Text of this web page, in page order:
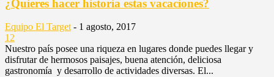
¿Quieres hacer historia estas vacaciones?
Equipo El Target - 1 agosto, 2017
12
Nuestro país posee una riqueza en lugares donde puedes llegar y
disfrutar de hermosos paisajes, buena atención, deliciosa
gastronomía y desarrollo de actividades diversas. El...